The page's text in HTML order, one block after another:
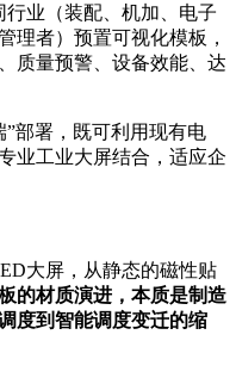
行业（装配、机加、电子
理者）预置可视化模板，
质量预警、设备效能、达
”部署，既可利用现有电
业工业大屏结合，适应企
大屏，从静态的磁性贴
的材质演进，本质是制造
度到智能调度变迁的缩